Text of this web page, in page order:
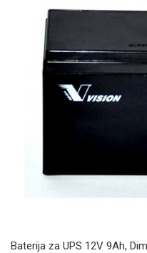
Baterija za UPS 12V 9Ah,